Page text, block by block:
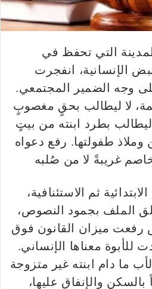
التي تحفظ في
الإنسانية، انفجرت
وجه الضمير المجتمعي.
لا ليطالب بحقٍ مغصوبٍ
بطرد ابنته من بيتٍ
وملاذ طفولتها. رفع دعواه
غريبةً لا من صُلبه
ثم الاستئنافية،
الملف بجمود النصوص،
رفعت ميزان القانون فوق
للأبوة معناها الإنساني.
ما دام ابنته غير متزوجة
والإنفاق عليها،